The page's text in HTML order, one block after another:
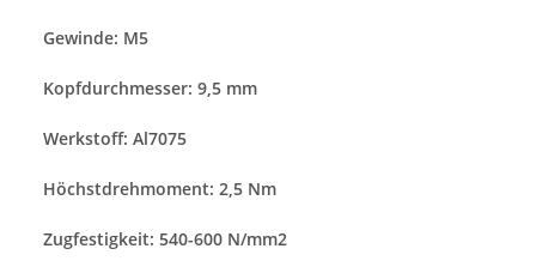
Gewinde: M5
Kopfdurchmesser: 9,5 mm
Werkstoff: Al7075
Höchstdrehmoment: 2,5 Nm
Zugfestigkeit: 540-600 N/mm2